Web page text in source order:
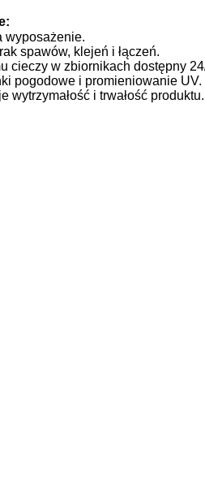
wyposażenie.
spawów, klejeń i łączeń.
cieczy w zbiornikach dostępny
pogodowe i promieniowanie UV.
i trwałość produktu.